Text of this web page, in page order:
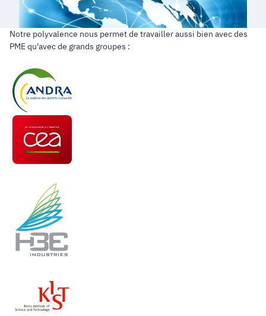
Notre polyvalence nous permet de travailler aussi bien avec des
PME qu'avec de grands groupes :